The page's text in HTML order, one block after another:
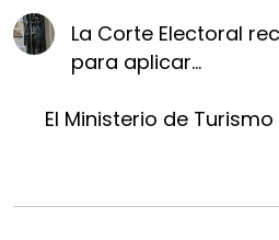
La Corte Electoral
para aplicar...
El Ministerio de